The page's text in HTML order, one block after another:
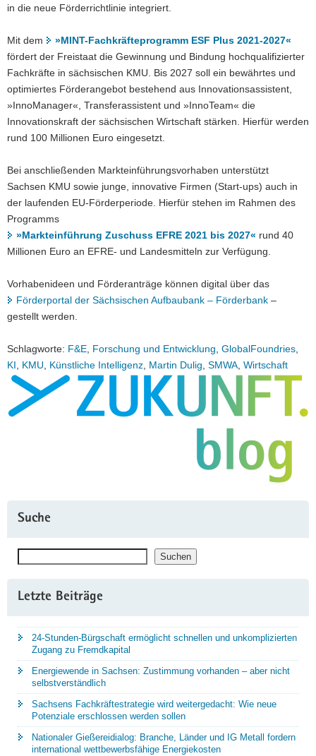
in die neue Förderrichtlinie integriert.
Mit dem
»MINT-Fachkräfteprogramm ESF Plus 2021-2027«
fördert der Freistaat die Gewinnung und Bindung hochqualifizierter
Fachkräfte in sächsischen KMU. Bis 2027 soll ein bewährtes und
optimiertes Förderangebot bestehend aus Innovationsassistent,
»InnoManager«, Transferassistent und »InnoTeam« die
Innovationskraft der sächsischen Wirtschaft stärken. Hierfür werden
rund 100 Millionen Euro eingesetzt.
Bei anschließenden Markteinführungsvorhaben unterstützt
Sachsen KMU sowie junge, innovative Firmen (Start-ups) auch in
der laufenden EU-Förderperiode. Hierfür stehen im Rahmen des
Programms
»Markteinführung Zuschuss EFRE 2021 bis 2027« rund 40
Millionen Euro an EFRE- und Landesmitteln zur Verfügung.
Vorhabenideen und Förderanträge können digital über das
Förderportal der Sächsischen Aufbaubank – Förderbank –
gestellt werden.
Schlagworte: F&E Forschung und Entwicklung GlobalFoundries
KI
KMU Künstliche Intelligenz Martin Dulig SMWA Wirtschaft
Suche
Suchen
Letzte Beiträge
24-Stunden-Bürgschaft ermöglicht schnellen und unkomplizierten
Zugang zu Fremdkapital
Energiewende in Sachsen: Zustimmung vorhanden – aber nicht
selbstverständlich
Sachsens Fachkräftestrategie wird weitergedacht: Wie neue
Potenziale erschlossen werden sollen
Nationaler Gießereidialog: Branche, Länder und IG Metall fordern
international wettbewerbsfähige Energiekosten